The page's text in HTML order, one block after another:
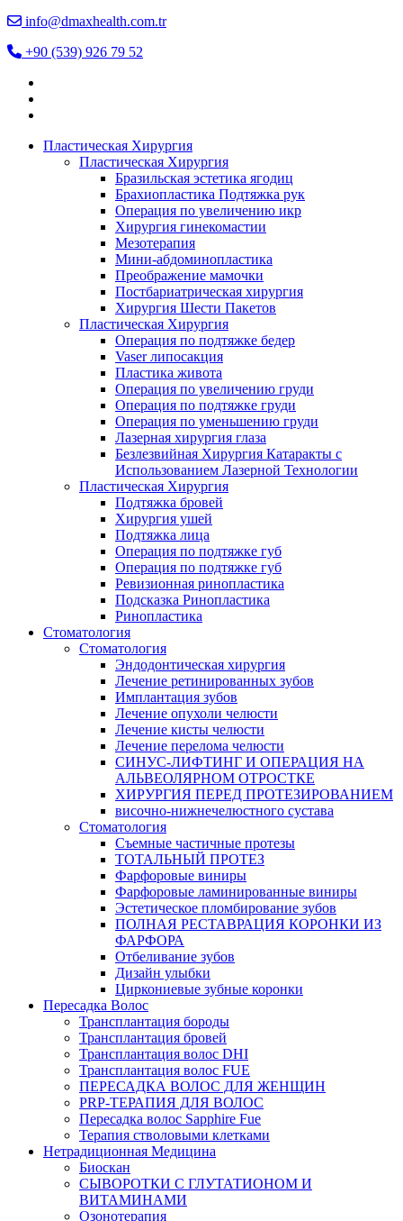
info@dmaxhealth.com.tr
+90 (539) 926 79 52
Пластическая Хирургия
Пластическая Хирургия
Бразильская эстетика ягодиц
Брахиопластика Подтяжка рук
Операция по увеличению икр
Хирургия гинекомастии
Мезотерапия
Мини-абдоминопластика
Преображение мамочки
Постбариатрическая хирургия
Хирургия Шести Пакетов
Пластическая Хирургия
Операция по подтяжке бедер
Vaser липосакция
Пластика живота
Операция по увеличению груди
Операция по подтяжке груди
Операция по уменьшению груди
Лазерная хирургия глаза
Безлезвийная Хирургия Катаракты с
Использованием Лазерной Технологии
Пластическая Хирургия
Подтяжка бровей
Хирургия ушей
Подтяжка лица
Операция по подтяжке губ
Операция по подтяжке губ
Ревизионная ринопластика
Подсказка Ринопластика
Ринопластика
Стоматология
Стоматология
Эндодонтическая хирургия
Лечение ретинированных зубов
Имплантация зубов
Лечение опухоли челюсти
Лечение кисты челюсти
Лечение перелома челюсти
СИНУС-ЛИФТИНГ И ОПЕРАЦИЯ НА
АЛЬВЕОЛЯРНОМ ОТРОСТКЕ
ХИРУРГИЯ ПЕРЕД ПРОТЕЗИРОВАНИЕМ
височно-нижнечелюстного сустава
Стоматология
Съемные частичные протезы
ТОТАЛЬНЫЙ ПРОТЕЗ
Фарфоровые виниры
Фарфоровые ламинированные виниры
Эстетическое пломбирование зубов
ПОЛНАЯ РЕСТАВРАЦИЯ КОРОНКИ ИЗ
ФАРФОРА
Отбеливание зубов
Дизайн улыбки
Циркониевые зубные коронки
Пересадка Волос
Трансплантация бороды
Трансплантация бровей
Трансплантация волос DHI
Трансплантация волос FUE
ПЕРЕСАДКА ВОЛОС ДЛЯ ЖЕНЩИН
PRP-ТЕРАПИЯ ДЛЯ ВОЛОС
Пересадка волос Sapphire Fue
Терапия стволовыми клетками
Нетрадиционная Медицина
Биоскан
СЫВОРОТКИ С ГЛУТАТИОНОМ И
ВИТАМИНАМИ
Озонотерапия